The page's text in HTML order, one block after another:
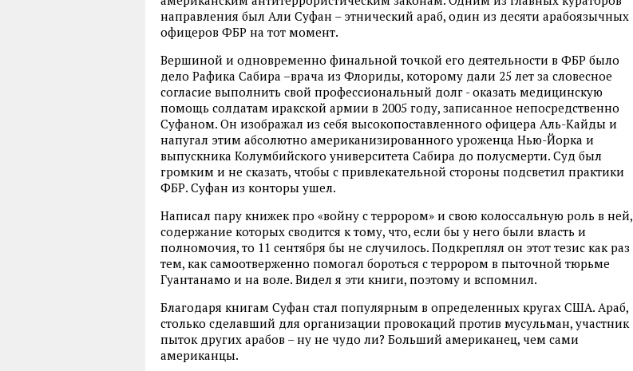
направления был Али Суфан – этнический араб, один из десяти арабоязычных
офицеров ФБР на тот момент.
Вершиной и одновременно финальной точкой его деятельности в ФБР было
дело Рафика Сабира –врача из Флориды, которому дали 25 лет за словесное
согласие выполнить свой профессиональный долг - оказать медицинскую
помощь солдатам иракской армии в 2005 году, записанное непосредственно
Суфаном. Он изображал из себя высокопоставленного офицера Аль-Кайды и
напугал этим абсолютно американизированного уроженца Нью-Йорка и
выпускника Колумбийского университета Сабира до полусмерти. Суд был
громким и не сказать, чтобы с привлекательной стороны подсветил практики
ФБР. Суфан из конторы ушел.
Написал пару книжек про «войну с террором» и свою колоссальную роль в ней,
содержание которых сводится к тому, что, если бы у него были власть и
полномочия, то 11 сентября бы не случилось. Подкреплял он этот тезис как раз
тем, как самоотверженно помогал бороться с террором в пыточной тюрьме
Гуантанамо и на воле. Видел я эти книги, поэтому и вспомнил.
Благодаря книгам Суфан стал популярным в определенных кругах США. Араб,
столько сделавший для организации провокаций против мусульман, участник
пыток других арабов – ну не чудо ли? Больший американец, чем сами
американцы.